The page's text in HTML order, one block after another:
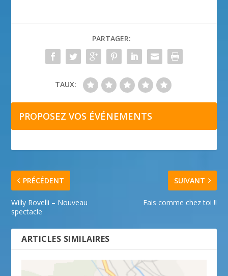
PARTAGER:
TAUX:
PROPOSEZ VOS ÉVÉNEMENTS
PRÉCÉDENT
Willy Rovelli – Nouveau
spectacle
SUIVANT
Fais comme chez toi !!
ARTICLES SIMILAIRES